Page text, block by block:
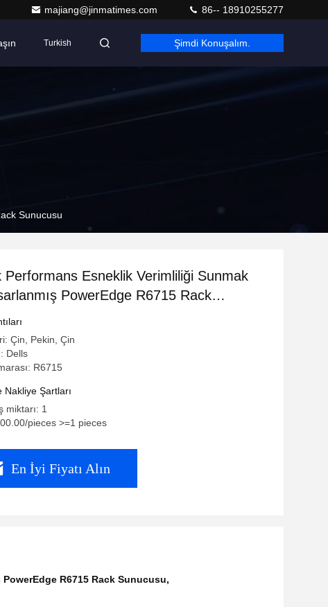
majiang@jinmatimes.com 86-- 18910255277
Turkish Şimdi Konuşalım.
Sunucusu
Performans Esneklik Verimliliği Sunmak
PowerEdge R6715 Rack
Çin, Pekin, Çin
Dells
R6715
Nakliye Şartları
miktarı: 1
pieces >=1 pieces
En İyi Fiyatı Alın
PowerEdge R6715 Rack Sunucusu,